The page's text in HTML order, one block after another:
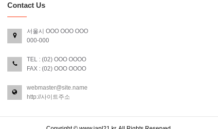
Contact Us
서울시 OOO OOO OOO
000-000
TEL : (02) OOO OOOO
FAX : (02) OOO OOOO
webmaster@site.name
http://사이트주소